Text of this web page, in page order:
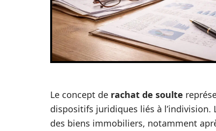
Le concept de rachat de soulte
dispositifs juridiques liés à l’indivision.
des biens immobiliers, notamment